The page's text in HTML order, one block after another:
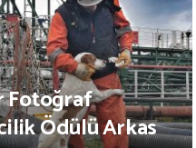
Fotoğraf
Ödülü Arkas